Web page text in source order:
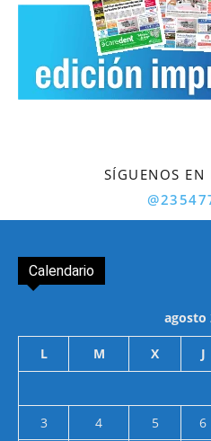
SÍGUENOS EN
Calendario
agosto
L M X J
3
4 5 6